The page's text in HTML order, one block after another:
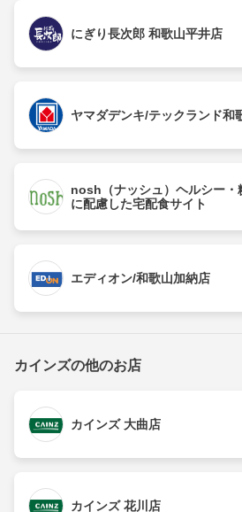
にぎり長次郎 和歌山平井店
ヤマダデンキ/テックランド和
nosh（ナッシュ）ヘルシー・
に配慮した宅配食サイト
エディオン/和歌山加納店
カインズの他のお店
カインズ 大曲店
カインズ 花川店